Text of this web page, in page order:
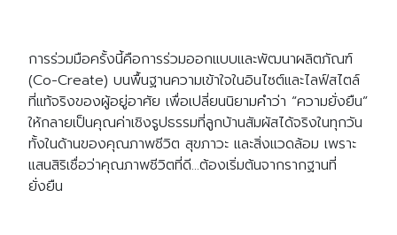
การร่วมมือครั้งนี้คือการร่วมออกแบบและพัฒนาผลิตภัณฑ์
(Co-Create) บนพื้นฐานความเข้าใจในอินไซต์และไลฟ์สไตล์
ที่แท้จริงของผู้อยู่อาศัย เพื่อเปลี่ยนนิยามคำว่า “ความยั่งยืน”
ให้กลายเป็นคุณค่าเชิงรูปธรรมที่ลูกบ้านสัมผัสได้จริงในทุกวัน
ทั้งในด้านของคุณภาพชีวิต สุขภาวะ และสิ่งแวดล้อม เพราะ
แสนสิริเชื่อว่าคุณภาพชีวิตที่ดี…ต้องเริ่มต้นจากรากฐานที่
ยั่งยืน